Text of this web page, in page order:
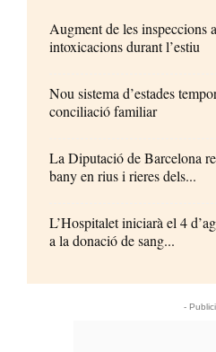
Augment de les inspeccions
intoxicacions durant l’estiu
Nou sistema d’estades
conciliació familiar
La Diputació de Barcelona
bany en rius i rieres dels...
L’Hospitalet iniciarà el 4
a la donació de sang...
-